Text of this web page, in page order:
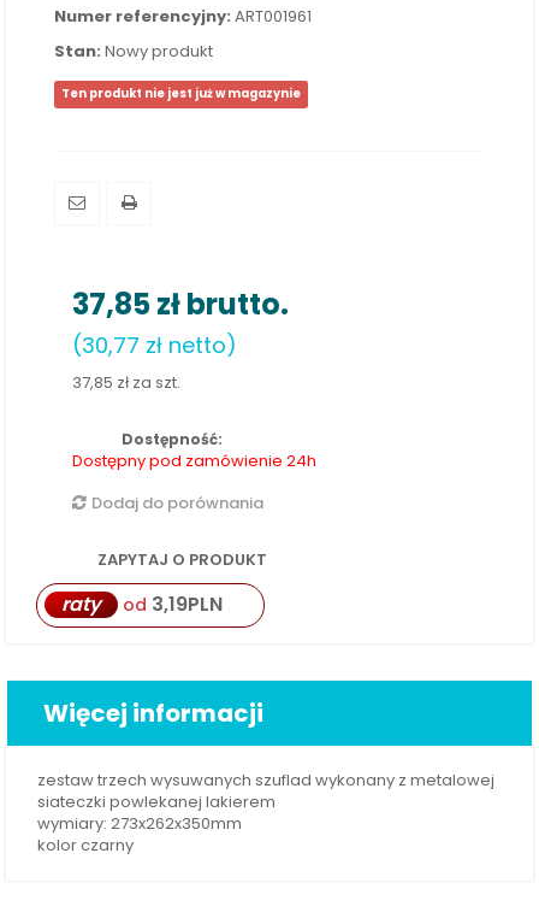
Numer referencyjny: ART001961
Stan: Nowy produkt
Ten produkt nie jest już w magazynie
37,85 złbrutto.
(30,77 zł netto)
37,85 zł za szt.
Dostępność:
Dostępny pod zamówienie 24h
Dodaj do porównania
ZAPYTAJ O PRODUKT
raty od 3,19PLN
Więcej informacji
zestaw trzech wysuwanych szuflad wykonany z metalowej
siateczki powlekanej lakierem
wymiary: 273x262x350mm
kolor czarny